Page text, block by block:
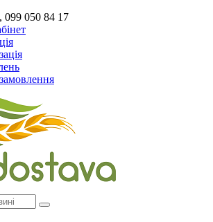
099 050 84 17